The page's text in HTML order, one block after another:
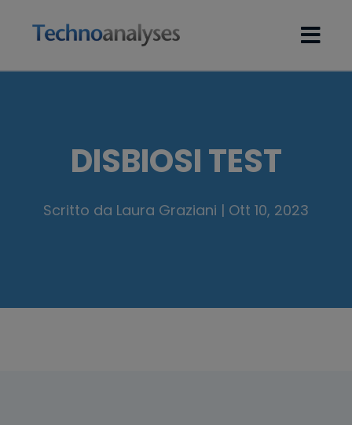
DISBIOSI TEST
Scritto da Laura Graziani | Ott 10, 2023